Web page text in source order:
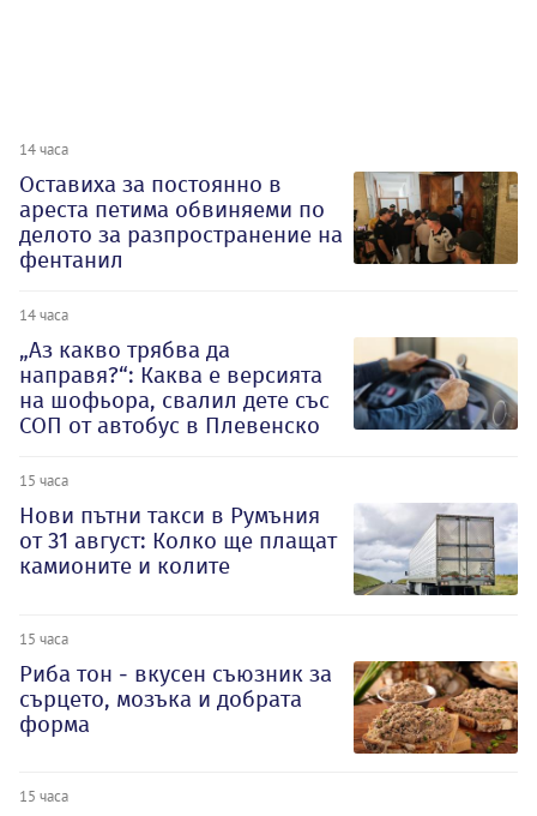
14 часа
Оставиха за постоянно в
ареста петима обвиняеми по
делото за разпространение на
фентанил
14 часа
„Аз какво трябва да
направя?“: Каква е версията
на шофьора, свалил дете със
СОП от автобус в Плевенско
15 часа
Нови пътни такси в Румъния
от 31 август: Колко ще плащат
камионите и колите
15 часа
Риба тон - вкусен съюзник за
сърцето, мозъка и добрата
форма
15 часа